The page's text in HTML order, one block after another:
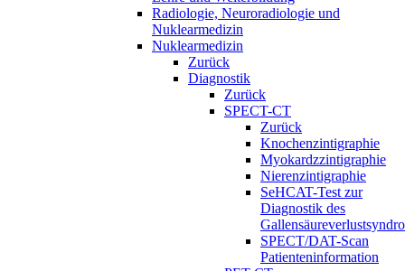
Radiologie, Neuroradiologie und
Nuklearmedizin
Nuklearmedizin
Zurück
Diagnostik
Zurück
SPECT-CT
Zurück
Knochenzintigraphie
Myokardzzintigraphie
Nierenzintigraphie
SeHCAT-Test zur
Diagnostik des
SPECT/DAT-Scan
Patienteninformation